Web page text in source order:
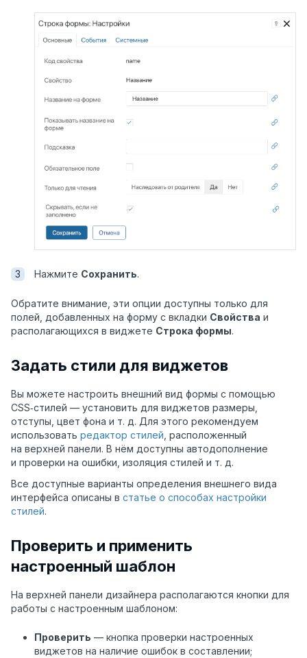
Нажмите Сохранить.
Обратите внимание, эти опции доступны только для
полей, добавленных на форму с вкладки Свойства и
располагающихся в виджете Строка формы.
Задать стили для виджетов
Вы можете настроить внешний вид формы с помощью
CSS‑стилей — установить для виджетов размеры,
отступы, цвет фона и т. д. Для этого рекомендуем
использовать редактор стилей , расположенный
на верхней панели. В нём доступны автодополнение
и проверки на ошибки, изоляция стилей и т. д.
Все доступные варианты определения внешнего вида
интерфейса описаны в статье о способах настройки
стилей.
Проверить и применить
настроенный шаблон
На верхней панели дизайнера располагаются кнопки для
работы с настроенным шаблоном:
Проверить — кнопка проверки настроенных
виджетов на наличие ошибок в составлении;